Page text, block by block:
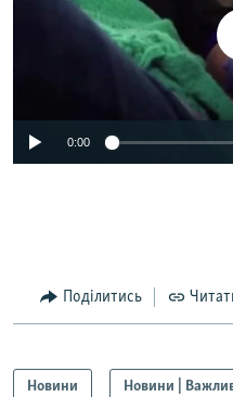
720p
No media
0:00
Поділитись
Новини Новини |